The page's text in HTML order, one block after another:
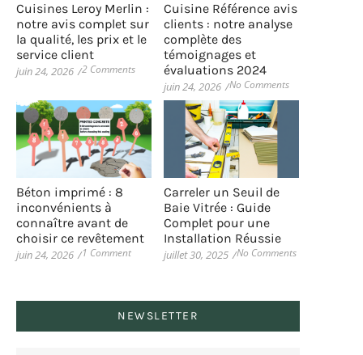
Cuisines Leroy Merlin :
notre avis complet sur
la qualité, les prix et le
service client
juin 24, 2026 /2 Comments
Cuisine Référence avis
clients : notre analyse
complète des
témoignages et
évaluations 2024
juin 24, 2026 /No Comments
Béton imprimé : 8
inconvénients à
connaître avant de
choisir ce revêtement
juin 24, 2026 /1 Comment
Carreler un Seuil de
Baie Vitrée : Guide
Complet pour une
Installation Réussie
juillet 30, 2025 /No Comments
NEWSLETTER